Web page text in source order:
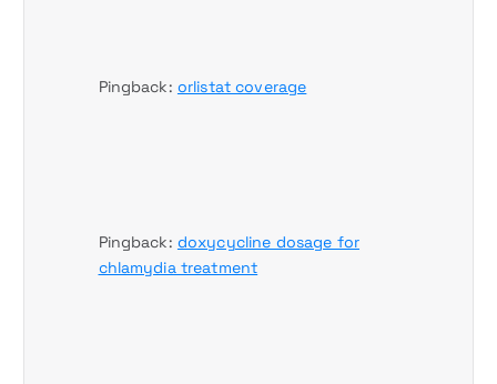
Pingback: orlistat coverage
Pingback: doxycycline dosage for
chlamydia treatment